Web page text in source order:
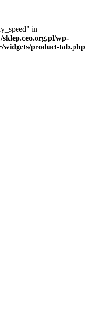
in
sklep.ceo.org.pl/wp-
widgets/product-tab.php